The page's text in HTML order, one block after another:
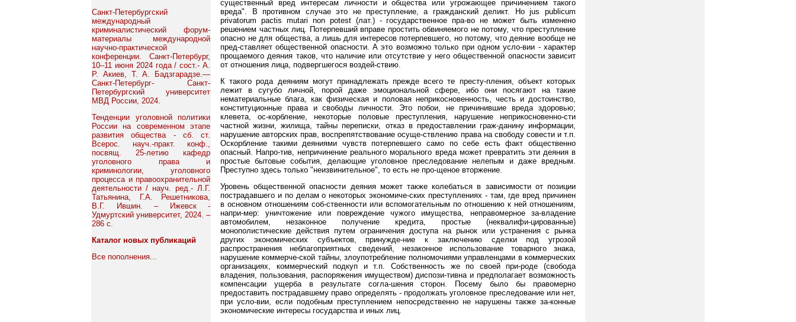
Санкт-Петербургский
международный
криминалистический форум-
материалы международной
научно-практической
конференции. Санкт-Петербург,
10–11 июня 2024 года / сост.- А.
Р. Акиев, Т. А. Бадзгарадзе.—
Санкт-Петербург- Санкт-
Петербургский университет
МВД России, 2024.
Тенденции уголовной политики
России на современном этапе
развития общества - сб. ст.
Всерос. науч.-практ. конф.,
посвящ. 25-летию кафедр
уголовного права и
криминологии, уголовного
процесса и правоохранительной
деятельности / науч. ред.- Л.Г.
Татьянина, Г.А. Решетникова,
В.Г. Ившин. – Ижевск -
Удмуртский университет, 2024. –
286 с.
Каталог новых публикаций
Все пополнения...
существенный вред интересам личности и общества или угрожающее причинением такого
вреда". В противном случае это не преступление, а гражданский деликт. Но jus publicum
privatorum pactis mutari non potest (лат.) - государственное пра-во не может быть изменено
решением частных лиц. Потерпевший вправе простить обвиняемого не потому, что преступление
опасно не для общества, а лишь для интересов потерпевшего, но потому, что деяние вообще не
пред-ставляет общественной опасности. А это возможно только при одном усло-вии - характер
прощаемого деяния таков, что наличие или отсутствие у него общественной опасности зависит
от отношения лица, подвергшегося воздей-ствию.
К такого рода деяниям могут принадлежать прежде всего те престу-пления, объект которых
лежит в сугубо личной, порой даже эмоциональной сфере, ибо они посягают на такие
нематериальные блага, как физическая и половая неприкосновенность, честь и достоинство,
конституционные права и свободы личности. Это побои, не причинившие вреда здоровью;
клевета, ос-корбление, некоторые половые преступления, нарушение неприкосновенно-сти
частной жизни, жилища, тайны переписки, отказ в предоставлении граж-данину информации,
нарушение авторских прав, воспрепятствование осуще-ствлению права на свободу совести и т.п.
Оскорбление такими деяниями чувств потерпевшего само по себе есть факт общественно
опасный. Напро-тив, непричинение реального морального вреда может превратить эти деяния в
простые бытовые события, делающие уголовное преследование нелепым и даже вредным.
Преступно здесь только "неизвинительное", то есть не про-щеное вторжение.
Уровень общественной опасности деяния может также колебаться в зависимости от позиции
пострадавшего и по делам о некоторых экономиче-ских преступлениях - там, где вред причинен
в основном отношениям соб-ственности или вспомогательным по отношению к ней отношениям,
напри-мер: уничтожение или повреждение чужого имущества, неправомерное за-владение
автомобилем, незаконное получение кредита, простые (неквалифи-цированные)
монополистические действия путем ограничения доступа на рынок или устранения с рынка
других экономических субъектов, принужде-ние к заключению сделки под угрозой
распространения неблагоприятных сведений, незаконное использование товарного знака,
нарушение коммерче-ской тайны, злоупотребление полномочиями управленцами в коммерческих
организациях, коммерческий подкуп и т.п. Собственность же по своей при-роде (свобода
владения, пользования, распоряжения имуществом) диспози-тивна и предполагает возможность
компенсации ущерба в результате согла-шения сторон. Посему было бы правомерно
предоставить пострадавшему право определять - продолжать уголовное преследование или нет,
при усло-вии, если подобным преступлением непосредственно не нарушены также за-конные
экономические интересы государства и иных лиц.